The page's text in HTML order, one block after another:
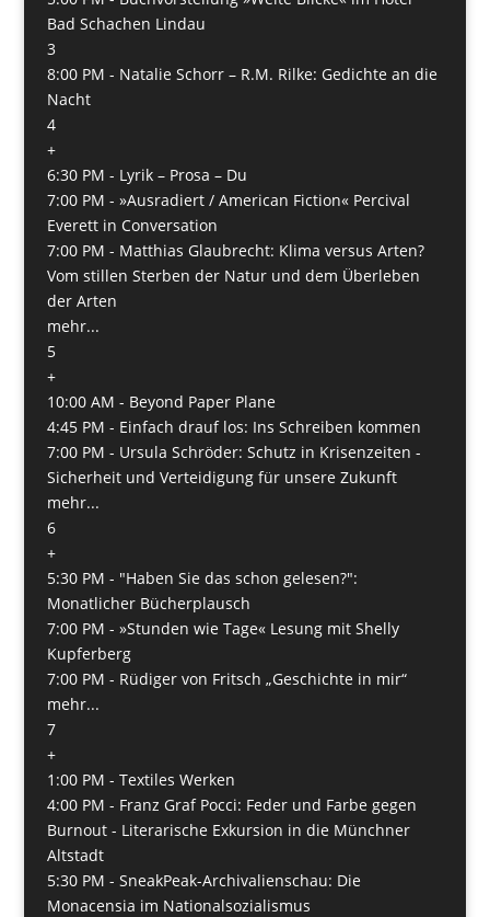
Bad Schachen Lindau
3
8:00 PM - Natalie Schorr – R.M. Rilke: Gedichte an die
Nacht
4
+
6:30 PM - Lyrik – Prosa – Du
7:00 PM - »Ausradiert / American Fiction« Percival
Everett in Conversation
7:00 PM - Matthias Glaubrecht: Klima versus Arten?
Vom stillen Sterben der Natur und dem Überleben
der Arten
mehr...
5
+
10:00 AM - Beyond Paper Plane
4:45 PM - Einfach drauf los: Ins Schreiben kommen
7:00 PM - Ursula Schröder: Schutz in Krisenzeiten -
Sicherheit und Verteidigung für unsere Zukunft
mehr...
6
+
5:30 PM - "Haben Sie das schon gelesen?":
Monatlicher Bücherplausch
7:00 PM - »Stunden wie Tage« Lesung mit Shelly
Kupferberg
7:00 PM - Rüdiger von Fritsch „Geschichte in mir“
mehr...
7
+
1:00 PM - Textiles Werken
4:00 PM - Franz Graf Pocci: Feder und Farbe gegen
Burnout - Literarische Exkursion in die Münchner
Altstadt
5:30 PM - SneakPeak-Archivalienschau: Die
Monacensia im Nationalsozialismus